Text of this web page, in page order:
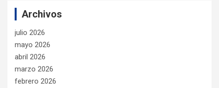
Archivos
julio 2026
mayo 2026
abril 2026
marzo 2026
febrero 2026